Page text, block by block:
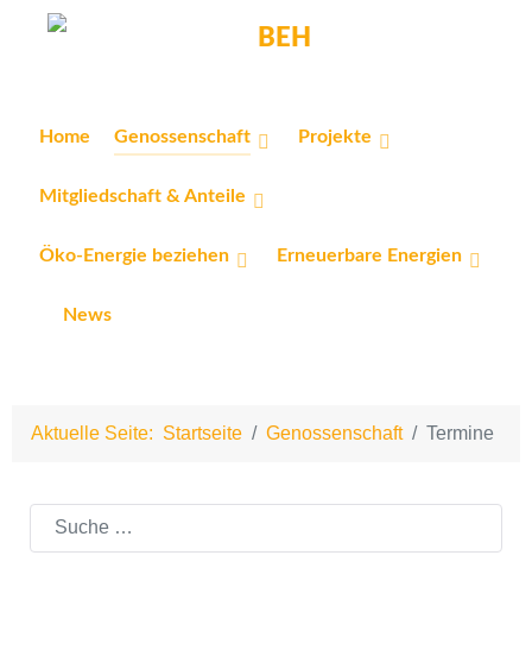
Home Genossenschaft Projekte
Mitgliedschaft & Anteile
Öko-Energie beziehen Erneuerbare Energien
News
Aktuelle Seite: Startseite Genossenschaft Termine
Suchen